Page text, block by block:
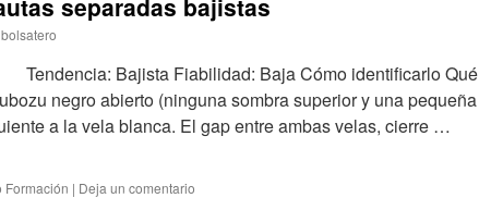
separadas bajistas
bolsatero
Bajista Fiabilidad: Baja Cómo identificarlo Qué
negro abierto (ninguna sombra superior y una pequeña
a la vela blanca. El gap entre ambas velas, cierre …
Formación | Deja un comentario